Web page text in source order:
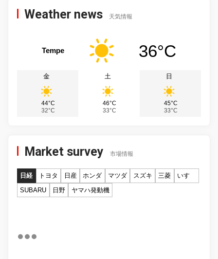
Weather news 天気情報
Tempe 36°C
金
44°C
32°C
土
46°C
33°C
日
45°C
33°C
Market survey 市場情報
日経 トヨタ 日産 ホンダ マツダ スズキ 三菱
いすゞ
SUBARU
日野 ヤマハ発動機